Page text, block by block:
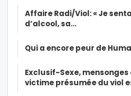
Affaire Radi/Viol: « Je
d’alcool, sa…
Qui a encore peur de
Exclusif-Sexe, mensonges
victime présumée du viol